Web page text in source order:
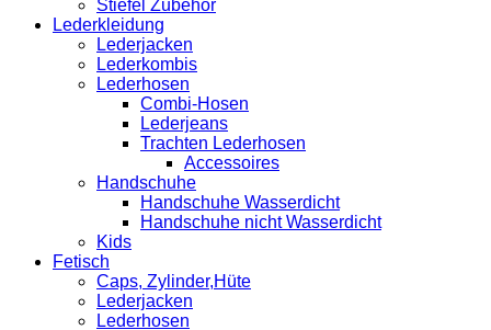
Stiefel Zubehör
Lederkleidung
Lederjacken
Lederkombis
Lederhosen
Combi-Hosen
Lederjeans
Trachten Lederhosen
Accessoires
Handschuhe
Handschuhe Wasserdicht
Handschuhe nicht Wasserdicht
Kids
Fetisch
Caps, Zylinder,Hüte
Lederjacken
Lederhosen